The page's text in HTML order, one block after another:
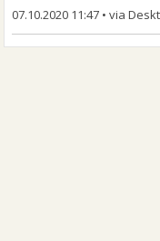
07.10.2020 11:47 •